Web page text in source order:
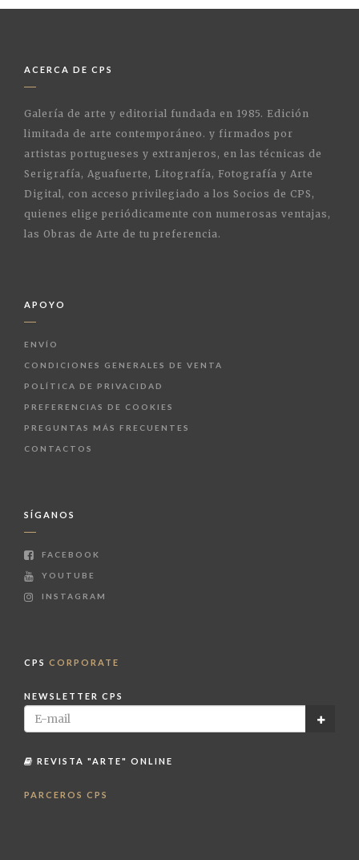
ACERCA DE CPS
Galería de arte y editorial fundada en 1985. Edición
limitada de arte contemporáneo. y firmados por
artistas portugueses y extranjeros, en las técnicas de
Serigrafía, Aguafuerte, Litografía, Fotografía y Arte
Digital, con acceso privilegiado a los Socios de CPS,
quienes elige periódicamente con numerosas ventajas,
las Obras de Arte de tu preferencia.
APOYO
ENVÍO
CONDICIONES GENERALES DE VENTA
POLÍTICA DE PRIVACIDAD
PREFERENCIAS DE COOKIES
PREGUNTAS MÁS FRECUENTES
CONTACTOS
SÍGANOS
FACEBOOK
YOUTUBE
INSTAGRAM
CPS CORPORATE
NEWSLETTER CPS
REVISTA "ARTE" ONLINE
PARCEROS CPS